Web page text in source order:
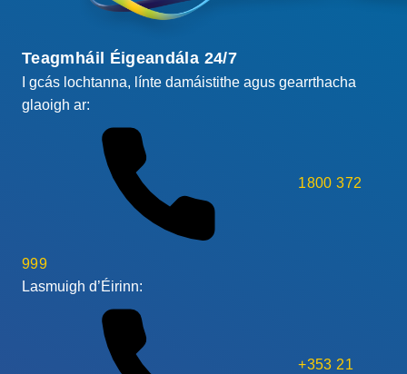
Teagmháil Éigeandála 24/7
I gcás lochtanna, línte damáistithe agus gearrthacha
glaoigh ar:
1800 372
999
Lasmuigh d’Éirinn:
+353 21